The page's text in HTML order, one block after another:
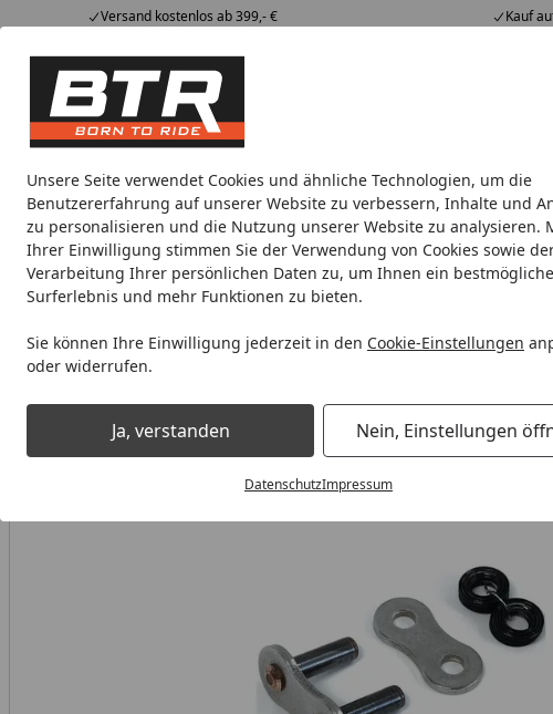
Unsere Seite verwendet Cookies und ähnliche Technologien, um die
Benutzererfahrung auf unserer Website zu verbessern, Inhalte und
zu personalisieren und die Nutzung unserer Website zu analysieren.
Ihrer Einwilligung stimmen Sie der Verwendung von Cookies sowie
Verarbeitung Ihrer persönlichen Daten zu, um Ihnen ein
Surferlebnis und mehr Funktionen zu bieten.
Sie können Ihre Einwilligung jederzeit in den Cookie-Einstellungen
oder widerrufen.
Ja, verstanden Nein, Einstellungen
DatenschutzImpressum
Versand kostenlos ab 399,- € Kauf
Hotline07051 / 9 222 5959
Mi-Fr. 8-12 Uhr
Alle Produkte
Alle ProdukteMarken
Motorradteile & Ersatzteile Anbauteile Auspuff
Noch 4 Stunden und 28 Minuten
Spare bis
Motorradteile & Ersatzteile Kraftübertragung Kettenschlösser